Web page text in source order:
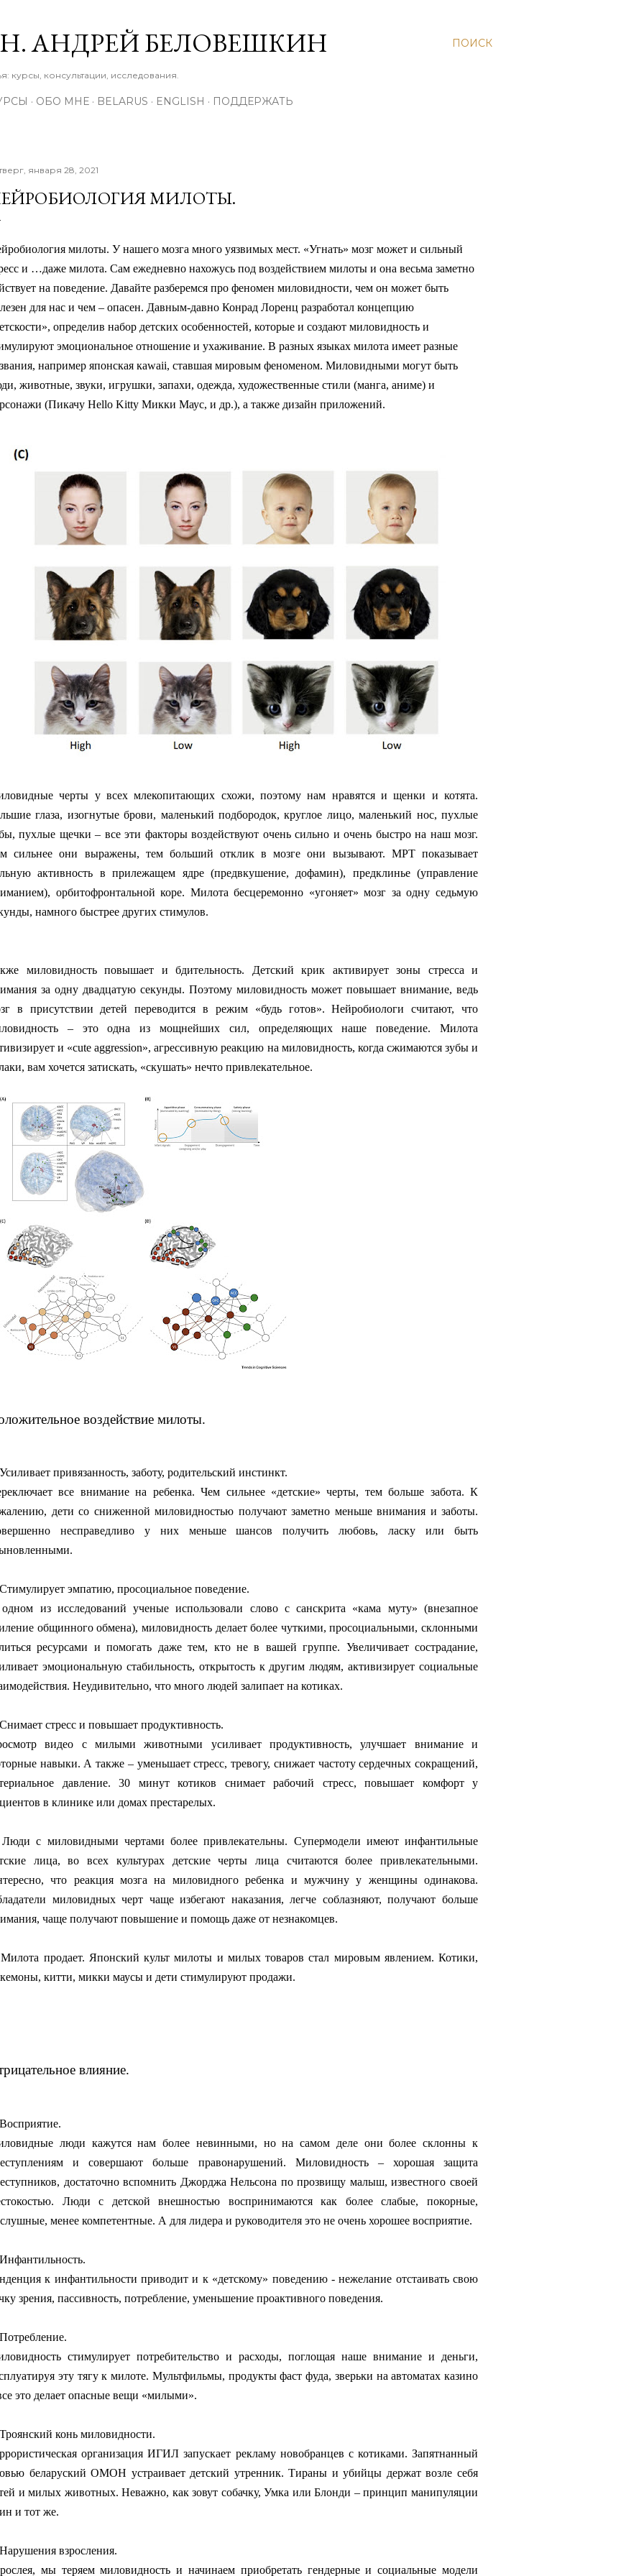
ПОИСК
АНДРЕЙ БЕЛОВЕШКИН
курсы, консультации, исследования.
ОБО МНЕ BELARUS ENGLISH ПОДДЕРЖАТЬ
января 28, 2021
МИЛОТЫ.
милоты. У нашего мозга много уязвимых мест. «Угнать» мозг может и сильный
и …даже милота. Сам ежедневно нахожусь под воздействием милоты и она весьма заметно
на поведение. Давайте разберемся про феномен миловидности, чем он может быть
для нас и чем – опасен. Давным-давно Конрад Лоренц разработал концепцию
определив набор детских особенностей, которые и создают миловидность и
эмоциональное отношение и ухаживание. В разных языках милота имеет разные
например японская кawaii, ставшая мировым феноменом. Миловидными могут быть
животные, звуки, игрушки, запахи, одежда, художественные стили (манга, аниме) и
(Пикачу Hello Kitty Микки Маус, и др.), а также дизайн приложений.
черты у всех млекопитающих схожи, поэтому нам нравятся и щенки и котята.
глаза, изогнутые брови, маленький подбородок, круглое лицо, маленький нос, пухлые
пухлые щечки – все эти факторы воздействуют очень сильно и очень быстро на наш мозг.
сильнее они выражены, тем больший отклик в мозге они вызывают. МРТ показывает
активность в прилежащем ядре (предвкушение, дофамин), предклинье (управление
орбитофронтальной коре. Милота бесцеремонно «угоняет» мозг за одну седьмую
намного быстрее других стимулов.
миловидность повышает и бдительность. Детский крик активирует зоны стресса и
за одну двадцатую секунды. Поэтому миловидность может повышает внимание, ведь
в присутствии детей переводится в режим «будь готов». Нейробиологи считают, что
– это одна из мощнейших сил, определяющих наше поведение. Милота
и «сute aggression», агрессивную реакцию на миловидность, когда сжимаются зубы и
вам хочется затискать, «скушать» нечто привлекательное.
воздействие милоты.
привязанность, заботу, родительский инстинкт.
все внимание на ребенка. Чем сильнее «детские» черты, тем больше забота. К
дети со сниженной миловидностью получают заметно меньше внимания и заботы.
несправедливо у них меньше шансов получить любовь, ласку или быть
эмпатию, просоциальное поведение.
из исследований ученые использовали слово с санскрита «кама муту» (внезапное
общинного обмена), миловидность делает более чуткими, просоциальными, склонными
ресурсами и помогать даже тем, кто не в вашей группе. Увеличивает сострадание,
эмоциональную стабильность, открытость к другим людям, активизирует социальные
Неудивительно, что много людей залипает на котиках.
стресс и повышает продуктивность.
видео с милыми животными усиливает продуктивность, улучшает внимание и
навыки. А также – уменьшает стресс, тревогу, снижает частоту сердечных сокращений,
давление. 30 минут котиков снимает рабочий стресс, повышает комфорт у
в клинике или домах престарелых.
с миловидными чертами более привлекательны. Супермодели имеют инфантильные
лица, во всех культурах детские черты лица считаются более привлекательными.
что реакция мозга на миловидного ребенка и мужчину у женщины одинакова.
миловидных черт чаще избегают наказания, легче соблазняют, получают больше
чаще получают повышение и помощь даже от незнакомцев.
продает. Японский культ милоты и милых товаров стал мировым явлением. Котики,
китти, микки маусы и дети стимулируют продажи.
влияние.
люди кажутся нам более невинными, но на самом деле они более склонны к
и совершают больше правонарушений. Миловидность – хорошая защита
достаточно вспомнить Джорджа Нельсона по прозвищу малыш, известного своей
Люди с детской внешностью воспринимаются как более слабые, покорные,
менее компетентные. А для лидера и руководителя это не очень хорошее восприятие.
к инфантильности приводит и к «детскому» поведению - нежелание отстаивать свою
зрения, пассивность, потребление, уменьшение проактивного поведения.
стимулирует потребительство и расходы, поглощая наше внимание и деньги,
эту тягу к милоте. Мультфильмы, продукты фаст фуда, зверьки на автоматах казино
это делает опасные вещи «милыми».
конь миловидности.
организация ИГИЛ запускает рекламу новобранцев с котиками. Запятнанный
беларуский ОМОН устраивает детский утренник. Тираны и убийцы держат возле себя
и милых животных. Неважно, как зовут собачку, Умка или Блонди – принцип манипуляции
и тот же.
взросления.
мы теряем миловидность и начинаем приобретать гендерные и социальные модели